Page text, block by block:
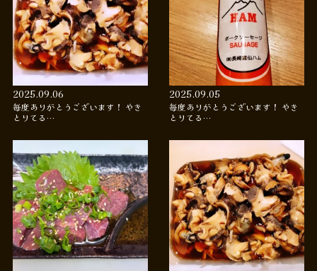
2025.09.06
毎度ありがとうございます！ やき
とりてる…
2025.09.05
毎度ありがとうございます！ やき
とりてる…